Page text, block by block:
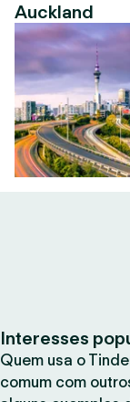
Auckland
Interesses
Quem usa o
comum com